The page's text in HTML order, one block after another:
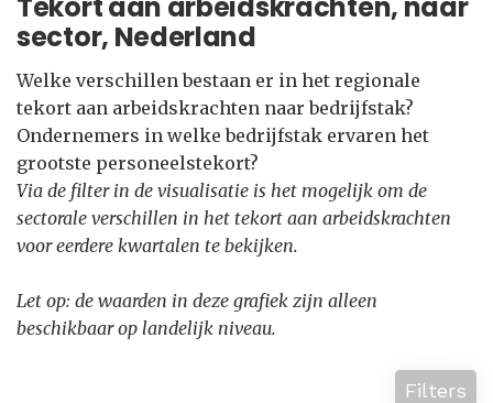
sector, Nederland
Welke verschillen bestaan er in het regionale
tekort aan arbeidskrachten naar bedrijfstak?
Ondernemers in welke bedrijfstak ervaren het
grootste personeelstekort?
Via de filter in de visualisatie is het mogelijk om de
sectorale verschillen in het tekort aan arbeidskrachten
voor eerdere kwartalen te bekijken.
Let op: de waarden in deze grafiek zijn alleen
beschikbaar op landelijk niveau.
Filters